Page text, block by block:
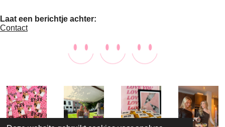
Laat een berichtje achter:
Contact